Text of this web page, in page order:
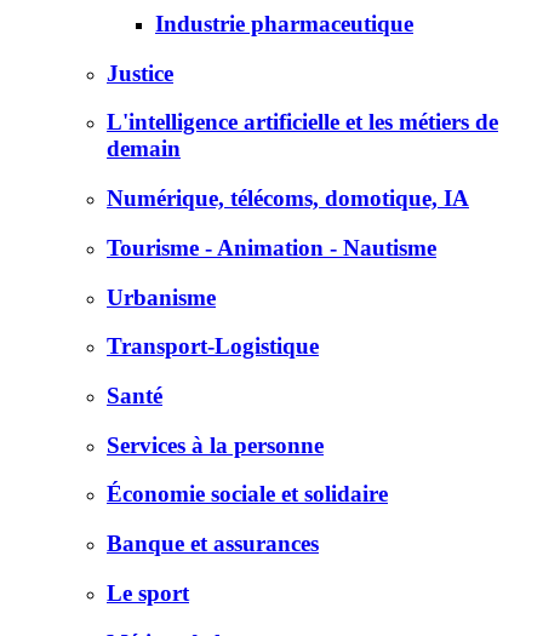
Industrie pharmaceutique
Justice
L'intelligence artificielle et les métiers de
demain
Numérique, télécoms, domotique, IA
Tourisme - Animation - Nautisme
Urbanisme
Transport-Logistique
Santé
Services à la personne
Économie sociale et solidaire
Banque et assurances
Le sport